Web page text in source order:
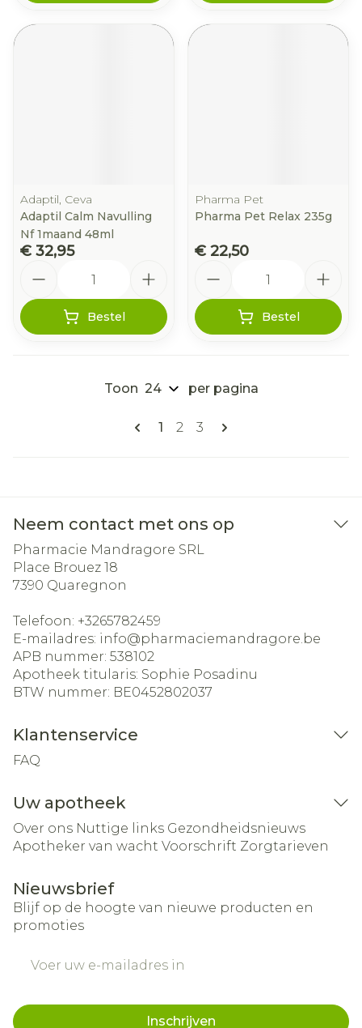
Adaptil, Ceva
Adaptil Calm Navulling
Nf 1maand 48ml
€ 32,95
Bestel
Pharma Pet
Pharma Pet Relax 235g
€ 22,50
Bestel
Pagina's
U lees momenteel pagina
1 Pagina
2 Pagina
3
Toon per pagina
Neem contact met ons op
Pharmacie Mandragore SRL
Place Brouez 18
7390 Quaregnon
Telefoon: +3265782459
E-mailadres: info@pharmaciemandragore.be
APB nummer: 538102
Apotheek titularis: Sophie Posadinu
BTW nummer: BE0452802037
Klantenservice
FAQ
Uw apotheek
Over ons Nuttige links Gezondheidsnieuws
Apotheker van wacht Voorschrift Zorgtarieven
Nieuwsbrief
Blijf op de hoogte van nieuwe producten en
promoties
Inschrijven